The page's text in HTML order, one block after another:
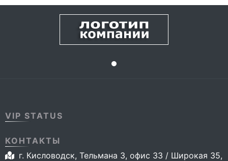
VIP STATUS
КОНТАКТЫ
г. Кисловодск, Тельмана 3, офис 33 / Широкая 35,